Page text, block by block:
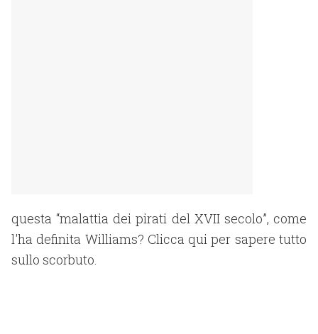
questa “malattia dei pirati del XVII secolo”, come
l'ha definita Williams? Clicca qui per sapere tutto
sullo scorbuto.